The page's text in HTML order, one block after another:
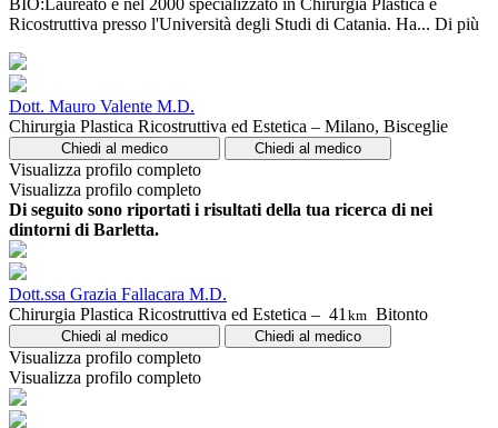
BIO:Laureato e nel 2000 specializzato in Chirurgia Plastica e
Ricostruttiva presso l'Università degli Studi di Catania. Ha... Di più
Dott. Mauro Valente M.D.
Chirurgia Plastica Ricostruttiva ed Estetica – Milano, Bisceglie
Chiedi al medico Chiedi al medico
Visualizza profilo completo
Visualizza profilo completo
Di seguito sono riportati i risultati della tua ricerca di nei
dintorni di Barletta.
Dott.ssa Grazia Fallacara M.D.
Chirurgia Plastica Ricostruttiva ed Estetica – 41 km Bitonto
Chiedi al medico Chiedi al medico
Visualizza profilo completo
Visualizza profilo completo